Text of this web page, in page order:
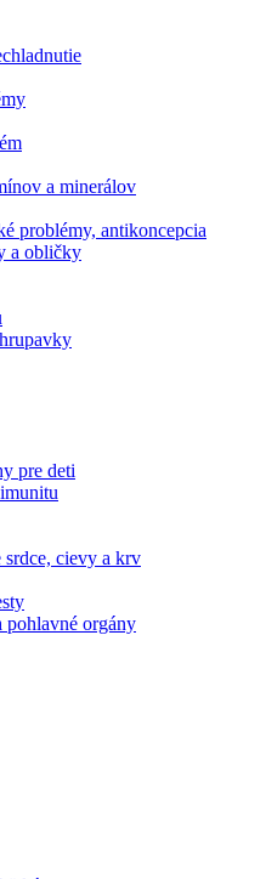
a minerálov
problémy, antikoncepcia
a obličky
pre deti
cievy a krv
pohlavné orgány